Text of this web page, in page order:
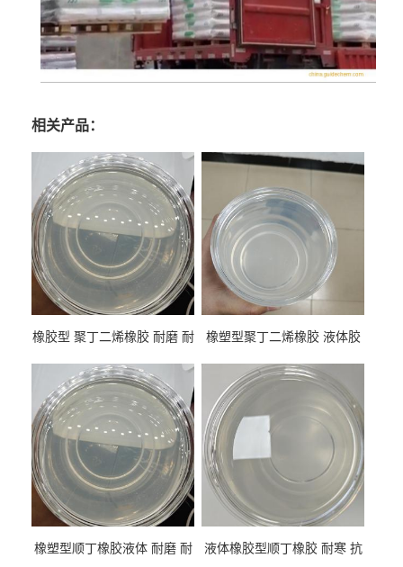
相关产品：
橡胶型 聚丁二烯橡胶 耐磨 耐
性
橡塑型聚丁二烯橡胶 液体胶
专用
橡塑型顺丁橡胶液体 耐磨 耐
液体橡胶型顺丁橡胶 耐寒 抗